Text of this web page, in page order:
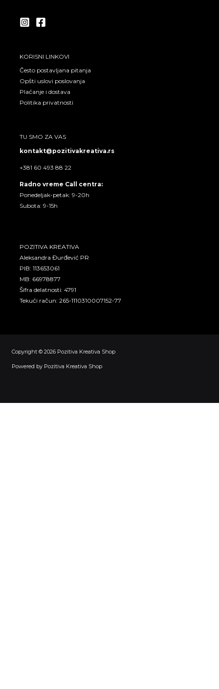
KORISNI LINKOVI
Često postavljana pitanja
Opšti uslovi poslovanja
Plaćanje i dostava
Politika privatnosti
TU SMO ZA VAS
kontakt@pozitivakreativa.rs
+381 60 493 88 22
Radno vreme Call centra:
Ponedeljak-petak: 9-20h
Subota: 9-15h
POZITIVA KREATIVA
Aleksandra Đurđević PR
PIB: 113653061
MB: 66978877
Šifra delatnosti: 4791
Tekući račun: 265-1110310007152-77
Copyright © 2026 Pozitiva Kreativa Shop
Powered by Pozitiva Kreativa Shop